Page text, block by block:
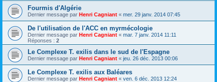
Fourmis d'Algérie
Dernier message par Henri Cagniant « mer. 29 janv. 2014 07:45
De l'utilisation de l'ACC en myrmécologie
Dernier message par Henri Cagniant « mar. 7 janv. 2014 11:11
Réponses : 2
Le Complexe T. exilis dans le sud de l'Espagne
Dernier message par Henri Cagniant « jeu. 26 déc. 2013 00:06
Le Complexe T. exilis aux Baléares
Dernier message par Henri Cagniant « ven. 6 déc. 2013 12:24